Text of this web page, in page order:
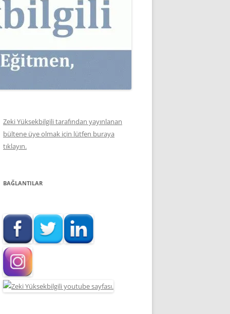
Zeki Yüksekbilgili tarafından yayınlanan
bültene üye olmak için lütfen buraya
tıklayın.
BAĞLANTILAR